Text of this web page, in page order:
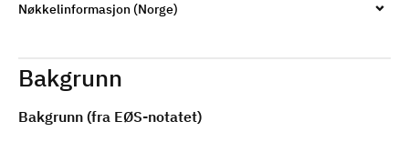
Nøkkelinformasjon (Norge)
Bakgrunn
Bakgrunn (fra EØS-notatet)